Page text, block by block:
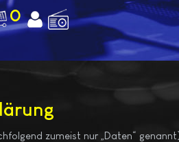
0
zumeist nur „Daten“